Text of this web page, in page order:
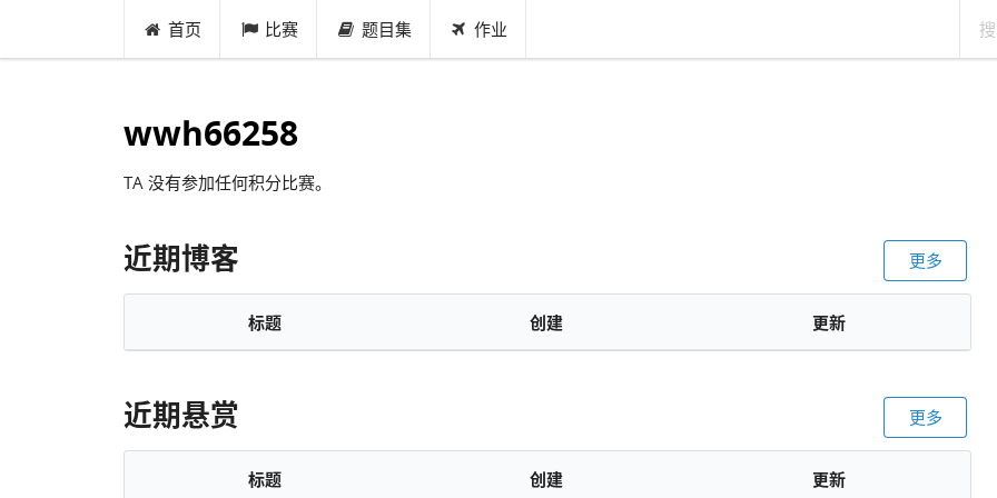
首页 比赛 题目集 作业
wwh66258
TA 没有参加任何积分比赛。
近期博客 更多
标题 创建 更新
近期悬赏 更多
标题 创建 更新